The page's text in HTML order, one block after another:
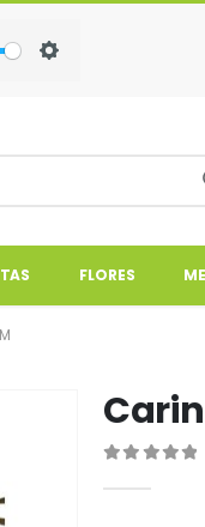
FLORES